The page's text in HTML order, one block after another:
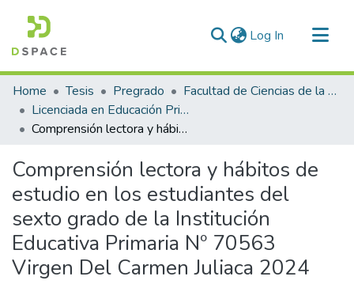
Log In (current)
Communities & Collections
All of DSpace
Statistics
Home Tesis Pregrado
Facultad de Ciencias de la Educación
Licenciada en Educación Primaria
Comprensión lectora y hábitos de estudio en los estudiantes del sexto grado de la Institución Educativa Primaria Nº 70563 Virgen Del Carmen Juliaca 2024
Comprensión lectora y hábitos de
estudio en los estudiantes del
sexto grado de la Institución
Educativa Primaria Nº 70563
Virgen Del Carmen Juliaca 2024